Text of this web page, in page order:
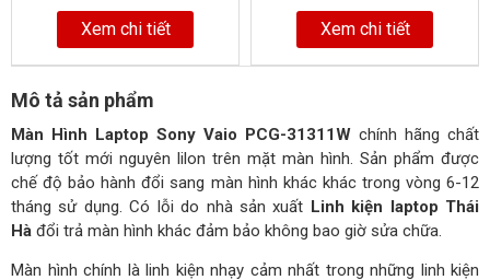
of
Xem chi tiết
of
Xem chi tiết
Mô tả sản phẩm
Màn Hình Laptop Sony Vaio PCG-31311W chính hãng chất
lượng tốt mới nguyên lilon trên mặt màn hình. Sản phẩm được
chế độ bảo hành đổi sang màn hình khác khác trong vòng 6-12
tháng sử dụng. Có lỗi do nhà sản xuất Linh kiện laptop Thái
Hà đổi trả màn hình khác đảm bảo không bao giờ sửa chữa.
Màn hình chính là linh kiện nhạy cảm nhất trong những linh kiện